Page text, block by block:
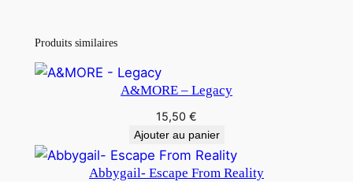
Produits similaires
A&MORE – Legacy
15,50 €
Ajouter au panier
Abbygail- Escape From Reality